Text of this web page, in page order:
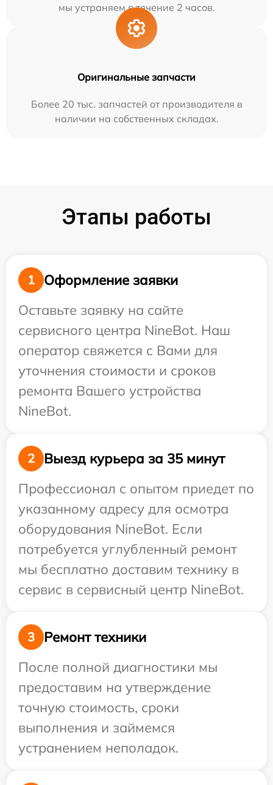
мы устраняем в течение 2 часов.
Оригинальные запчасти
Более 20 тыс. запчастей от производителя в
наличии на собственных складах.
Этапы работы
1
Оформление заявки
Оставьте заявку на сайте
сервисного центра NineBot. Наш
оператор свяжется с Вами для
уточнения стоимости и сроков
ремонта Вашего устройства
NineBot.
2
Выезд курьера за 35 минут
Профессионал с опытом приедет по
указанному адресу для осмотра
оборудования NineBot. Если
потребуется углубленный ремонт
мы бесплатно доставим технику в
сервис в сервисный центр NineBot.
3
Ремонт техники
После полной диагностики мы
предоставим на утверждение
точную стоимость, сроки
выполнения и займемся
устранением неполадок.